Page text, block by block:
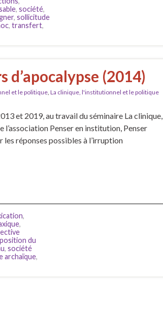
, société,
, sollicitude
, transfert,
(2014)
et le politique La clinique, l'institutionnel et le politique
et 2019, au travail du séminaire La clinique,
l’association Penser en institution, Penser
réponses possibles à l’irruption
,
,
position du
, société
archaïque,